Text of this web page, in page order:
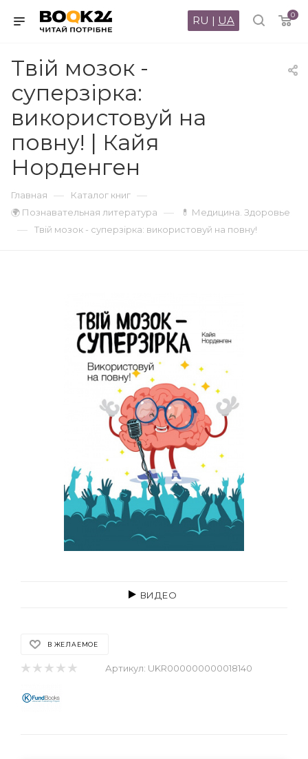
0
RU | UA
Твій мозок -
суперзірка:
використовуй на
повну! | Кайя
Норденген
Главная — Каталог книг —
🌍 Познавательная литература — 💊 Медицина. Здоровье
— Твій мозок - суперзірка: використовуй на повну!
ВИДЕО
В ЖЕЛАЕМОЕ
Артикул: UKR000000000018140